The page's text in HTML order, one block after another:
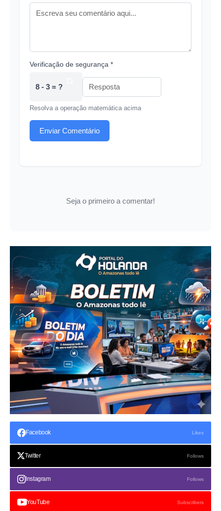
Verificação de segurança *
8 - 3 = ?
Resolva a operação matemática acima
Enviar Comentário
Seja o primeiro a comentar!
Facebook Likes
Twitter Follows
Instagram Follows
YouTube Subscribers